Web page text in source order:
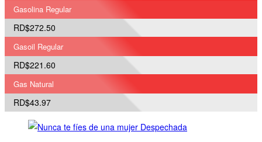
Gasolina Regular
RD$272.50
Gasoil Regular
RD$221.60
Gas Natural
RD$43.97